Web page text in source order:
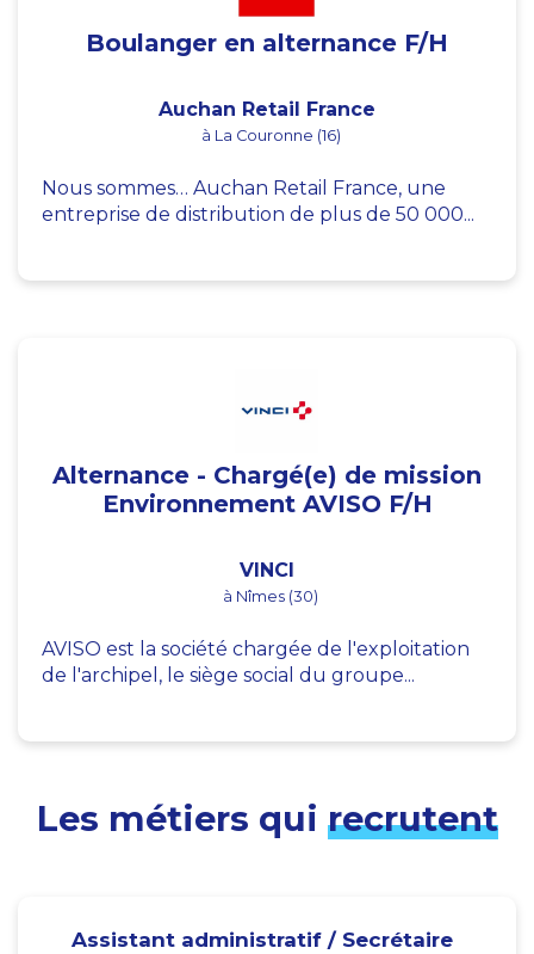
Boulanger en alternance F/H
Auchan Retail France
à La Couronne (16)
Nous sommes… Auchan Retail France, une
entreprise de distribution de plus de 50 000...
Alternance - Chargé(e) de mission
Environnement AVISO F/H
VINCI
à Nîmes (30)
AVISO est la société chargée de l'exploitation
de l'archipel, le siège social du groupe...
Les métiers qui recrutent
Assistant administratif / Secrétaire